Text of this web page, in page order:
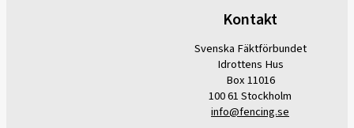
Kontakt
Svenska Fäktförbundet
Idrottens Hus
Box 11016
100 61 Stockholm
info@fencing.se